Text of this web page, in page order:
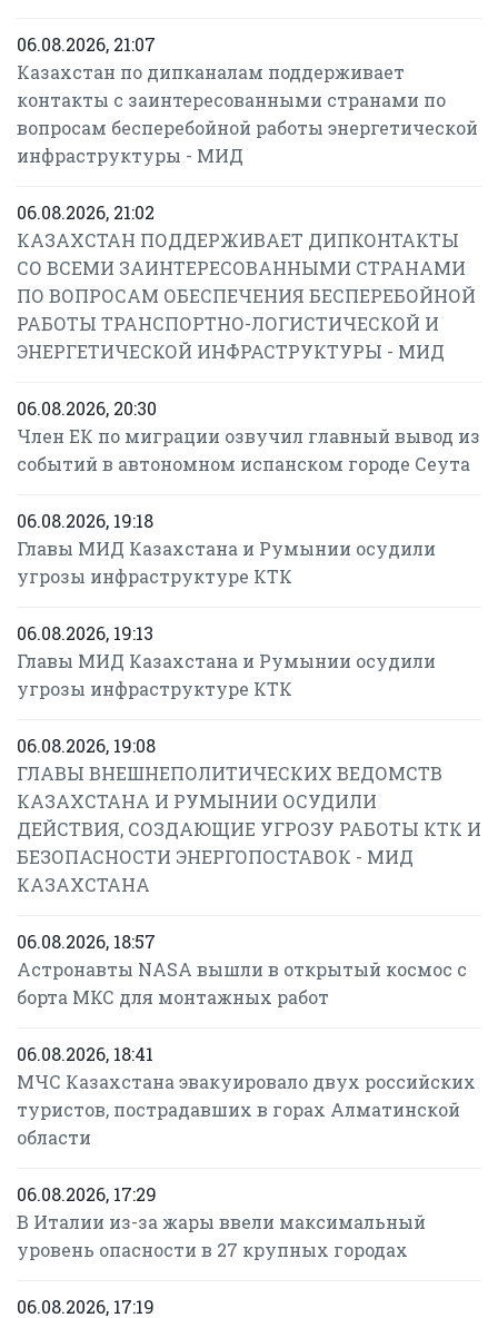
06.08.2026, 21:07
Казахстан по дипканалам поддерживает
контакты с заинтересованными странами по
вопросам бесперебойной работы энергетической
инфраструктуры - МИД
06.08.2026, 21:02
КАЗАХСТАН ПОДДЕРЖИВАЕТ ДИПКОНТАКТЫ
СО ВСЕМИ ЗАИНТЕРЕСОВАННЫМИ СТРАНАМИ
ПО ВОПРОСАМ ОБЕСПЕЧЕНИЯ БЕСПЕРЕБОЙНОЙ
РАБОТЫ ТРАНСПОРТНО-ЛОГИСТИЧЕСКОЙ И
ЭНЕРГЕТИЧЕСКОЙ ИНФРАСТРУКТУРЫ - МИД
06.08.2026, 20:30
Член ЕК по миграции озвучил главный вывод из
событий в автономном испанском городе Сеута
06.08.2026, 19:18
Главы МИД Казахстана и Румынии осудили
угрозы инфраструктуре КТК
06.08.2026, 19:13
Главы МИД Казахстана и Румынии осудили
угрозы инфраструктуре КТК
06.08.2026, 19:08
ГЛАВЫ ВНЕШНЕПОЛИТИЧЕСКИХ ВЕДОМСТВ
КАЗАХСТАНА И РУМЫНИИ ОСУДИЛИ
ДЕЙСТВИЯ, СОЗДАЮЩИЕ УГРОЗУ РАБОТЫ КТК И
БЕЗОПАСНОСТИ ЭНЕРГОПОСТАВОК - МИД
КАЗАХСТАНА
06.08.2026, 18:57
Астронавты NASA вышли в открытый космос с
борта МКС для монтажных работ
06.08.2026, 18:41
МЧС Казахстана эвакуировало двух российских
туристов, пострадавших в горах Алматинской
области
06.08.2026, 17:29
В Италии из-за жары ввели максимальный
уровень опасности в 27 крупных городах
06.08.2026, 17:19